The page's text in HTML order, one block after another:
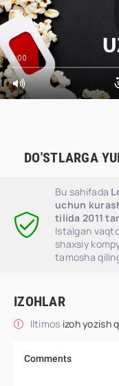
0:00
DO'STLARGA
Bu sahifada
uchun
tilida 2011
Istalgan
shaxsiy
tamosha
IZOHLAR
Iltimos izoh yozish